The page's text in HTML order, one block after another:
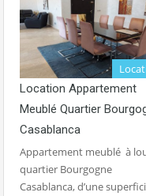
Location Appartement
Meublé Quartier
Casablanca
Appartement meublé à
quartier Bourgogne
Casablanca, d’une